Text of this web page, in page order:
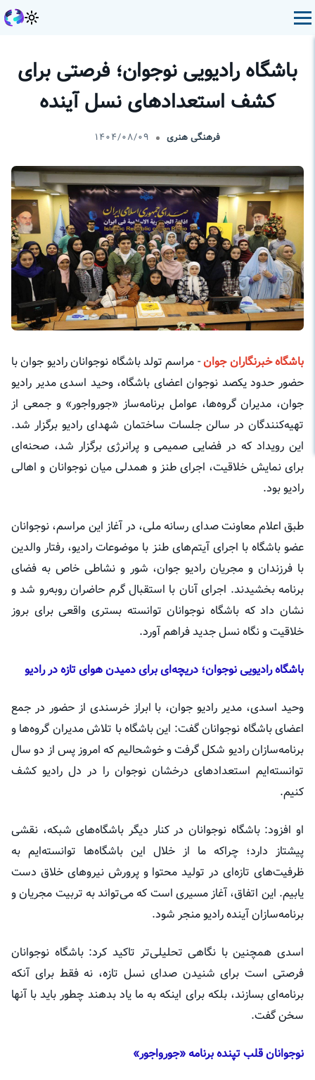
باشگاه رادیویی نوجوان؛ فرصتی برای
کشف استعداد‌های نسل آینده
فرهنگی هنری ۱۴۰۴/۰۸/۰۹
باشگاه خبرنگاران جوان- مراسم تولد باشگاه نوجوانان رادیو جوان با
حضور حدود یکصد نوجوان اعضای باشگاه، وحید اسدی مدیر رادیو
جوان، مدیران گروه‌ها، عوامل برنامه‌ساز «جورواجور» و جمعی از
تهیه‌کنندگان در سالن جلسات ساختمان شهدای رادیو برگزار شد.
این رویداد که در فضایی صمیمی و پرانرژی برگزار شد، صحنه‌ای
برای نمایش خلاقیت، اجرای طنز و همدلی میان نوجوانان و اهالی
رادیو بود.
طبق اعلام معاونت صدای رسانه ملی، در آغاز این مراسم، نوجوانان
عضو باشگاه با اجرای آیتم‌های طنز با موضوعات رادیو، رفتار والدین
با فرزندان و مجریان رادیو جوان، شور و نشاطی خاص به فضای
برنامه بخشیدند. اجرای آنان با استقبال گرم حاضران روبه‌رو شد و
نشان داد که باشگاه نوجوانان توانسته بستری واقعی برای بروز
خلاقیت و نگاه نسل جدید فراهم آورد.
باشگاه رادیویی نوجوان؛ دریچه‌ای برای دمیدن هوای تازه در رادیو
وحید اسدی، مدیر رادیو جوان، با ابراز خرسندی از حضور در جمع
اعضای باشگاه نوجوانان گفت: این باشگاه با تلاش مدیران گروه‌ها و
برنامه‌سازان رادیو شکل گرفت و خوشحالیم که امروز پس از دو سال
توانسته‌ایم استعداد‌های درخشان نوجوان را در دل رادیو کشف
کنیم.
او افزود: باشگاه نوجوانان در کنار دیگر باشگاه‌های شبکه، نقشی
پیشتاز دارد؛ چراکه ما از خلال این باشگاه‌ها توانسته‌ایم به
ظرفیت‌های تازه‌ای در تولید محتوا و پرورش نیرو‌های خلاق دست
یابیم. این اتفاق، آغاز مسیری است که می‌تواند به تربیت مجریان و
برنامه‌سازان آینده رادیو منجر شود.
اسدی همچنین با نگاهی تحلیلی‌تر تاکید کرد: باشگاه نوجوانان
فرصتی است برای شنیدن صدای نسل تازه، نه فقط برای آنکه
برنامه‌ای بسازند، بلکه برای اینکه به ما یاد بدهند چطور باید با آنها
سخن گفت.
نوجوانان قلب تپنده برنامه «جورواجور»